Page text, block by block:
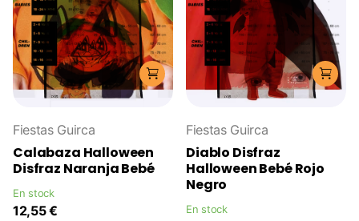
Fiestas Guirca
Calabaza Halloween
Disfraz Naranja Bebé
En stock
12,55 €
Fiestas Guirca
Diablo Disfraz
Halloween Bebé Rojo
Negro
En stock